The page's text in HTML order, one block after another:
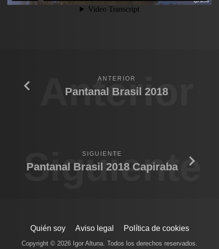
Anterior
ANTERIOR
Pantanal Brasil 2018
Siguiente
SIGUIENTE
Pantanal Brasil 2018 Capiraba
Quién soy Aviso legal Política de cookies
Copyright © 2026 Igor Altuna. Todos los derechos reservados.